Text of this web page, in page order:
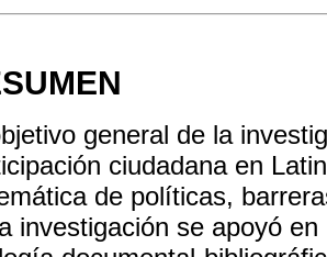
general de la
ciudadana en
de políticas,
investigación se apoyó